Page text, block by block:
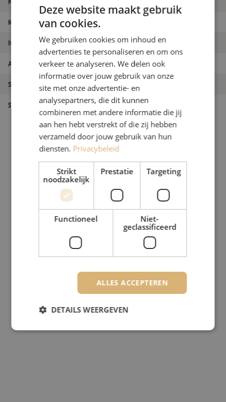
Kleur Rood + Zwart
Itemnaam Accupack 12 volt, 2.0AH, Milwaukee
Artikelnummer M00002413
Soort product Gereedschap
Soort gereedschap Soldeergereedschap
Deze website maakt gebruik
van cookies.
We gebruiken cookies om inhoud en
advertenties te personaliseren en om ons
verkeer te analyseren. We delen ook
informatie over jouw gebruik van onze
site met onze advertentie- en
analysepartners, die dit kunnen
combineren met andere informatie die jij
aan hen hebt verstrekt of die zij hebben
verzameld door jouw gebruik van hun
diensten. Privacybeleid
Strikt
noodzakelijk
Prestatie Targeting
Functioneel
Niet-
geclassificeerd
ALLES ACCEPTEREN
DETAILS WEERGEVEN